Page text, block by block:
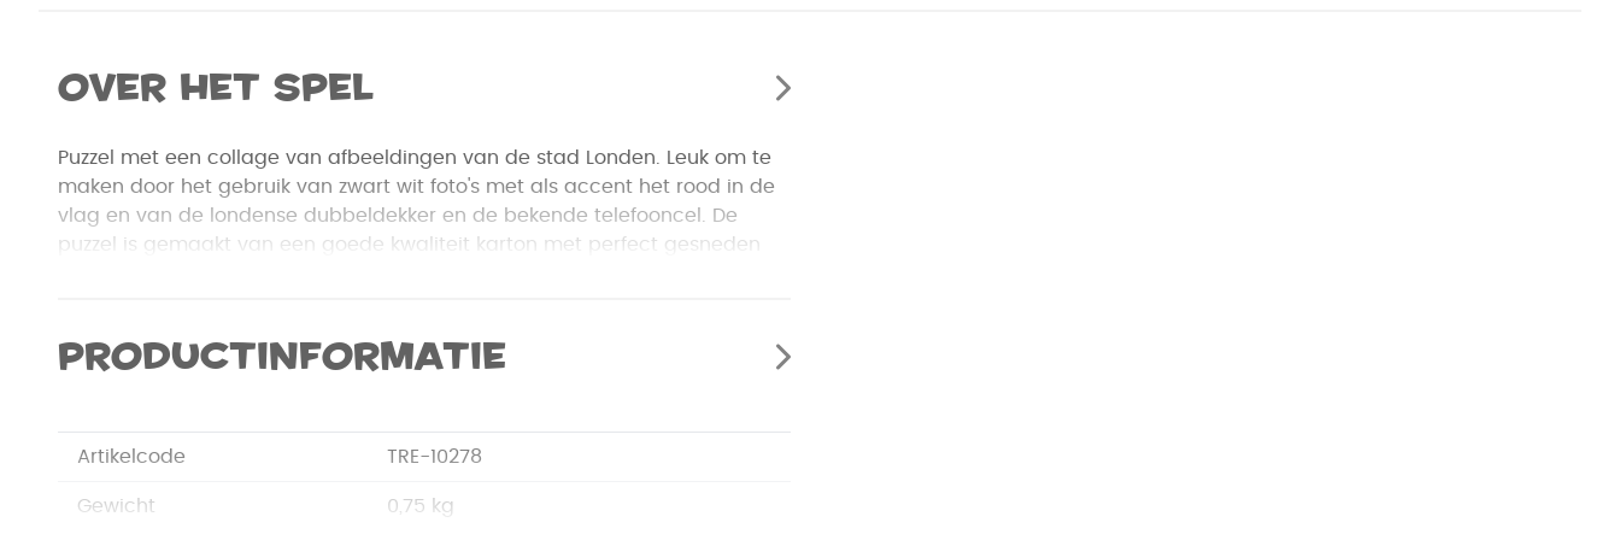
Over het spel
Puzzel met een collage van afbeeldingen van de stad Londen. Leuk om te
maken door het gebruik van zwart wit foto's met als accent het rood in de
vlag en van de londense dubbeldekker en de bekende telefooncel. De
puzzel is gemaakt van een goede kwaliteit karton met perfect gesneden
Productinformatie
Artikelcode TRE-10278
Gewicht 0,75 kg